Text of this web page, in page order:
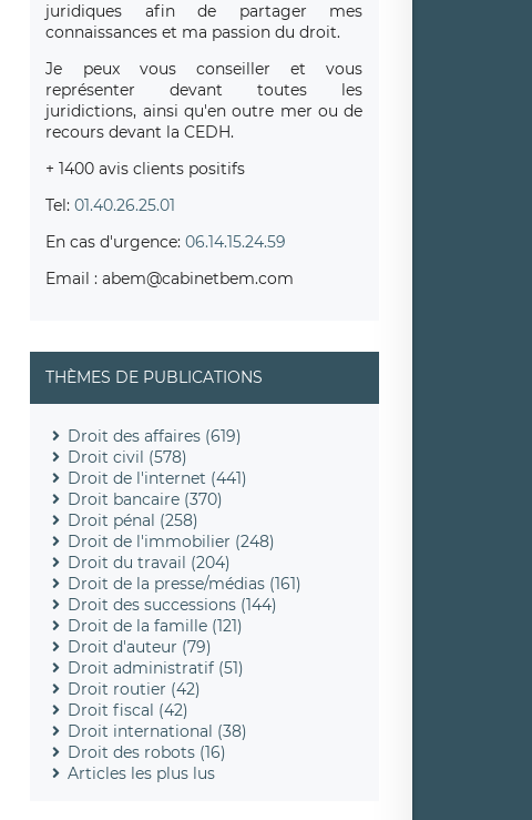
juridiques afin de partager mes
connaissances et ma passion du droit.
Je peux vous conseiller et vous
représenter devant toutes les
juridictions, ainsi qu'en outre mer ou de
recours devant la CEDH.
+ 1400 avis clients positifs
Tel:01.40.26.25.01
En cas d'urgence:06.14.15.24.59
Email : abem@cabinetbem.com
THÈMES DE PUBLICATIONS
Droit des affaires (619)
Droit civil (578)
Droit de l'internet (441)
Droit bancaire (370)
Droit pénal (258)
Droit de l'immobilier (248)
Droit du travail (204)
Droit de la presse/médias (161)
Droit des successions (144)
Droit de la famille (121)
Droit d'auteur (79)
Droit administratif (51)
Droit routier (42)
Droit fiscal (42)
Droit international (38)
Droit des robots (16)
Articles les plus lus